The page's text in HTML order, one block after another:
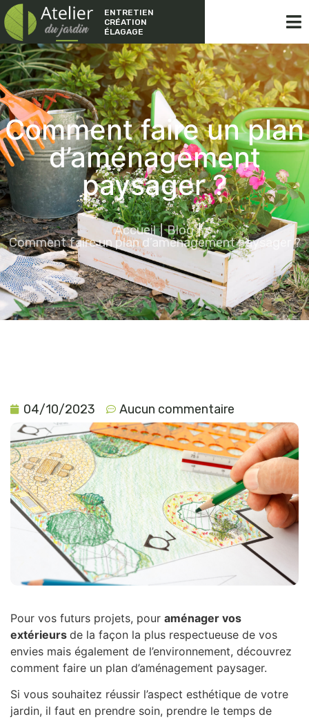
ENTRETIEN
CRÉATION
ÉLAGAGE
Comment faire un plan
d’aménagement
paysager ?
Accueil
Blog
Comment faire un plan d’aménagement paysager ?
04/10/2023 Aucun commentaire
Pour vos futurs projets, pour aménager vos
extérieurs de la façon la plus respectueuse de vos
envies mais également de l’environnement, découvrez
comment faire un plan d’aménagement paysager.
Si vous souhaitez réussir l’aspect esthétique de votre
jardin, il faut en prendre soin, prendre le temps de